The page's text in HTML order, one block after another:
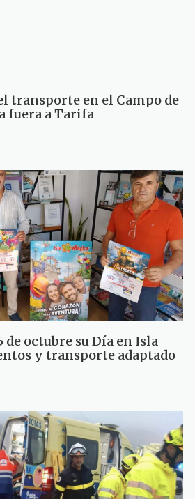
transporte en el Campo de
fuera a Tarifa
octubre su Día en Isla
y transporte adaptado